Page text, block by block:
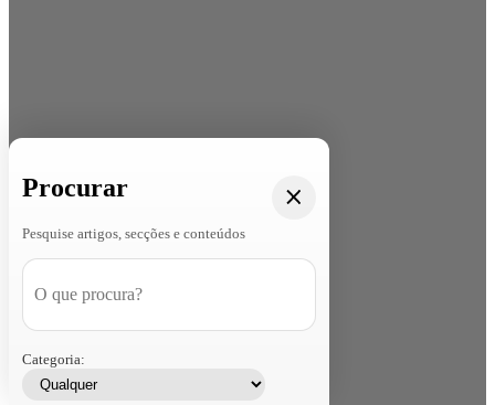
Procurar
Pesquise artigos, secções e conteúdos
Categoria: